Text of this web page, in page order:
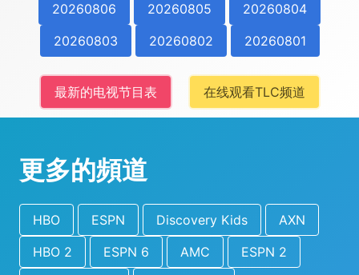
20260806 20260805
20260804
20260803
20260802 20260801
最新的电视节目表 在线观看TLC频道
更多的頻道
HBO ESPN Discovery Kids
AXN
HBO 2
ESPN 6 AMC
ESPN 2